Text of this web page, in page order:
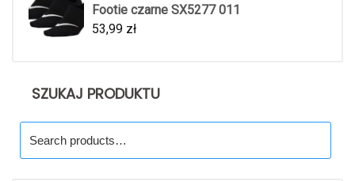
Footie czarne SX5277 011
53,99 zł
SZUKAJ PRODUKTU
for: